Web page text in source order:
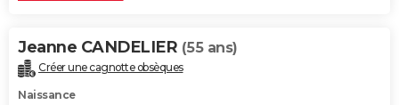
Jeanne CANDELIER (55 ans)
Créer une cagnotte obsèques
Naissance